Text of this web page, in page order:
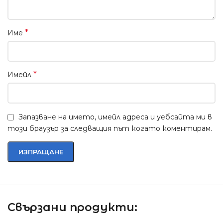
Име *
Имейл *
Запазване на името, имейл адреса и уебсайта ми в
този браузър за следващия път когато коментирам.
Свързани продукти: